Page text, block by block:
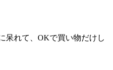
呆れて、OKで買い物だけし